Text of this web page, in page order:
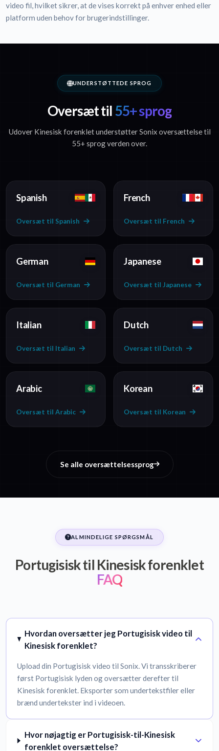
video fil, hvilket sikrer, at de vises korrekt på enhver enhed eller
platform uden behov for brugerindstillinger.
UNDERSTØTTEDE SPROG
Oversæt til 55+ sprog
Udover Kinesisk forenklet understøtter Sonix oversættelse til
55+ sprog verden over.
Spanish
Oversæt til Spanish
French
Oversæt til French
German
Oversæt til German
Japanese
Oversæt til Japanese
Italian
Oversæt til Italian
Dutch
Oversæt til Dutch
Arabic
Oversæt til Arabic
Korean
Oversæt til Korean
Se alle oversættelsessprog
ALMINDELIGE SPØRGSMÅL
Portugisisk til Kinesisk forenklet
FAQ
Hvordan oversætter jeg Portugisisk video til
Kinesisk forenklet?
Upload din Portugisisk video til Sonix. Vi transskriberer
først Portugisisk lyden og oversætter derefter til
Kinesisk forenklet. Eksporter som undertekstfiler eller
brænd undertekster ind i videoen.
Hvor nøjagtig er Portugisisk-til-Kinesisk
forenklet oversættelse?